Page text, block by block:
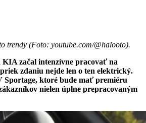
trendy (Foto: youtube.com/@halooto).
začal intenzívne pracovať na
zdaniu nejde len o ten elektrický.
Sportage, ktoré bude mať premiéru
nielen úplne prepracovaným